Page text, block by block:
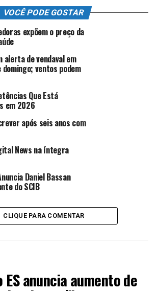
Murad, essa nova medida
de bolsas de sangue no estoque da
novos doadores.
por um momento em que todos os
do Brasil enfrentam baixas
sendo que um dos principais
número de cidadãos positivos para
a pessoa inapta à doação por
Acreditamos que a redução para dez
sintomas, refletirá positivamente
de níveis adequados de sangue
necessitados
ressaltou.
a Nota Técnica N°04/2022.
VOCÊ PODE GOSTAR
expõem o preço da
de vendaval em
ventos podem
Que Está
em 2026
após seis anos com
News na íntegra
Daniel Bassan
do SCIB
CLIQUE PARA COMENTAR
ES anuncia aumento de